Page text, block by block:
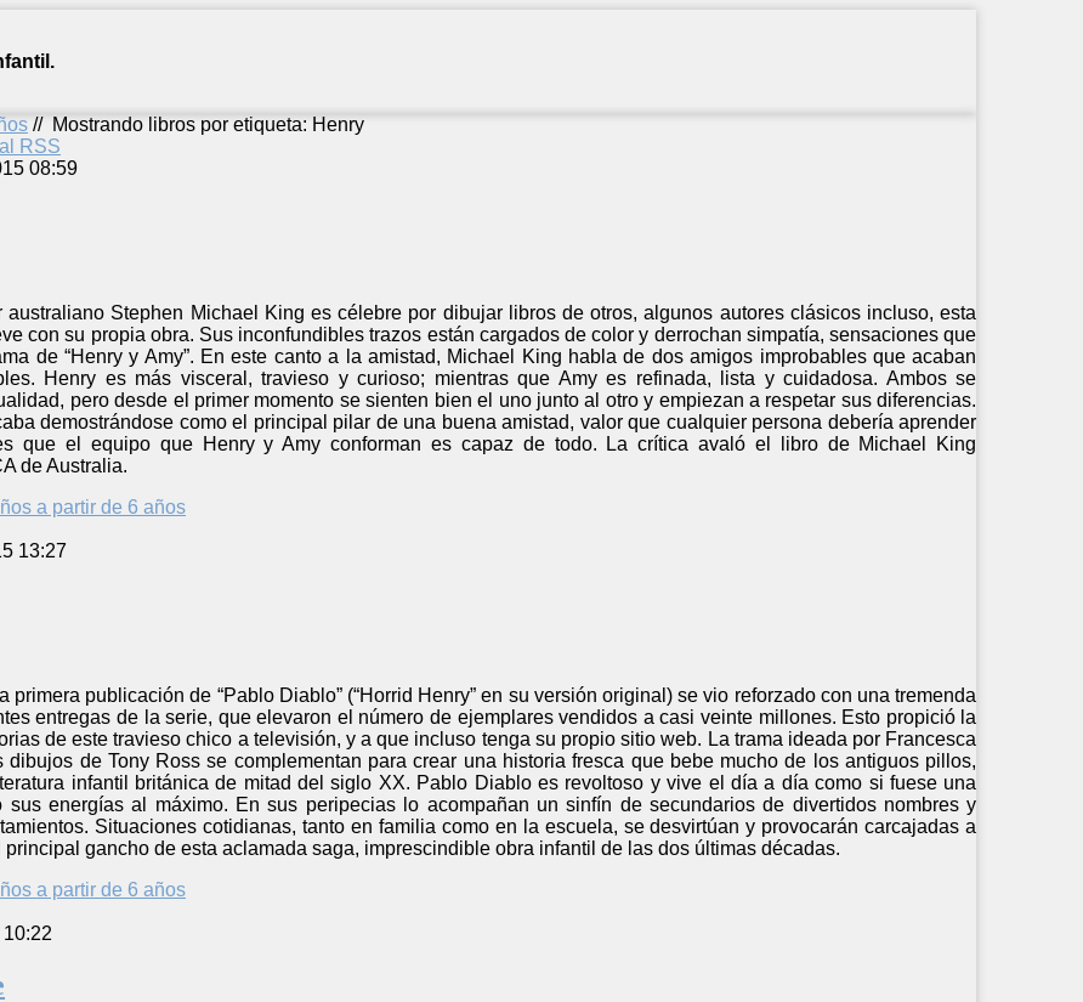
// Mostrando libros por etiqueta: Henry
RSS
08:59
australiano Stephen Michael King es célebre por dibujar libros de otros, algunos autores clásicos incluso, esta
con su propia obra. Sus inconfundibles trazos están cargados de color y derrochan simpatía, sensaciones que
de “Henry y Amy”. En este canto a la amistad, Michael King habla de dos amigos improbables que acaban
Henry es más visceral, travieso y curioso; mientras que Amy es refinada, lista y cuidadosa. Ambos se
pero desde el primer momento se sienten bien el uno junto al otro y empiezan a respetar sus diferencias.
demostrándose como el principal pilar de una buena amistad, valor que cualquier persona debería aprender
que el equipo que Henry y Amy conforman es capaz de todo. La crítica avaló el libro de Michael King
de Australia.
a partir de 6 años
13:27
primera publicación de “Pablo Diablo” (“Horrid Henry” en su versión original) se vio reforzado con una tremenda
entregas de la serie, que elevaron el número de ejemplares vendidos a casi veinte millones. Esto propició la
de este travieso chico a televisión, y a que incluso tenga su propio sitio web. La trama ideada por Francesca
dibujos de Tony Ross se complementan para crear una historia fresca que bebe mucho de los antiguos pillos,
infantil británica de mitad del siglo XX. Pablo Diablo es revoltoso y vive el día a día como si fuese una
sus energías al máximo. En sus peripecias lo acompañan un sinfín de secundarios de divertidos nombres y
Situaciones cotidianas, tanto en familia como en la escuela, se desvirtúan y provocarán carcajadas a
principal gancho de esta aclamada saga, imprescindible obra infantil de las dos últimas décadas.
a partir de 6 años